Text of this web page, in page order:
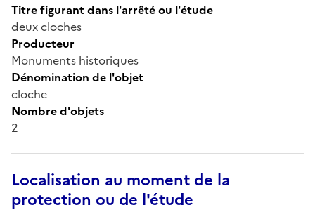
Titre figurant dans l'arrêté ou l'étude
deux cloches
Producteur
Monuments historiques
Dénomination de l'objet
cloche
Nombre d'objets
2
Localisation au moment de la
protection ou de l'étude